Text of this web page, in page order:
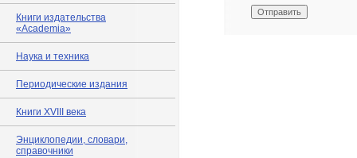
Книги издательства
«Academia»
Наука и техника
Периодические издания
Книги XVIII века
Энциклопедии, словари,
справочники